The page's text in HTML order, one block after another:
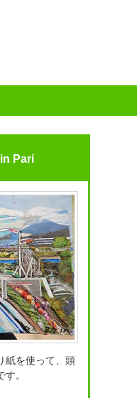
Pari
紙を使って、頭
。